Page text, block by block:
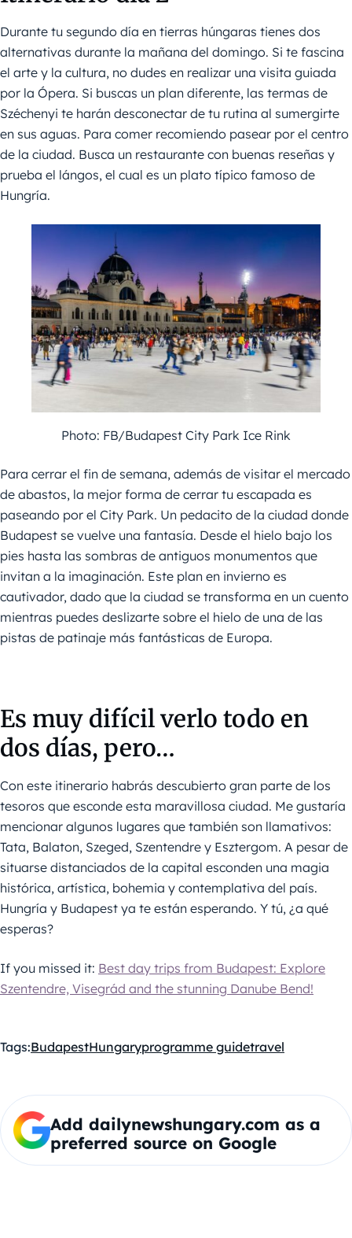
Durante tu segundo día en tierras húngaras tienes dos
alternativas durante la mañana del domingo. Si te fascina
el arte y la cultura, no dudes en realizar una visita guiada
por la Ópera. Si buscas un plan diferente, las termas de
Széchenyi te harán desconectar de tu rutina al sumergirte
en sus aguas. Para comer recomiendo pasear por el centro
de la ciudad. Busca un restaurante con buenas reseñas y
prueba el lángos, el cual es un plato típico famoso de
Hungría.
Photo: FB/Budapest City Park Ice Rink
Para cerrar el fin de semana, además de visitar el mercado
de abastos, la mejor forma de cerrar tu escapada es
paseando por el City Park. Un pedacito de la ciudad donde
Budapest se vuelve una fantasía. Desde el hielo bajo los
pies hasta las sombras de antiguos monumentos que
invitan a la imaginación. Este plan en invierno es
cautivador, dado que la ciudad se transforma en un cuento
mientras puedes deslizarte sobre el hielo de una de las
pistas de patinaje más fantásticas de Europa.
Es muy difícil verlo todo en
dos días, pero…
Con este itinerario habrás descubierto gran parte de los
tesoros que esconde esta maravillosa ciudad. Me gustaría
mencionar algunos lugares que también son llamativos:
Tata, Balaton, Szeged, Szentendre y Esztergom. A pesar de
situarse distanciados de la capital esconden una magia
histórica, artística, bohemia y contemplativa del país.
Hungría y Budapest ya te están esperando. Y tú, ¿a qué
esperas?
If you missed it: Best day trips from Budapest: Explore
Szentendre, Visegrád and the stunning Danube Bend!
Tags:BudapestHungaryprogramme guidetravel
Add dailynewshungary.com as a
preferred source on Google